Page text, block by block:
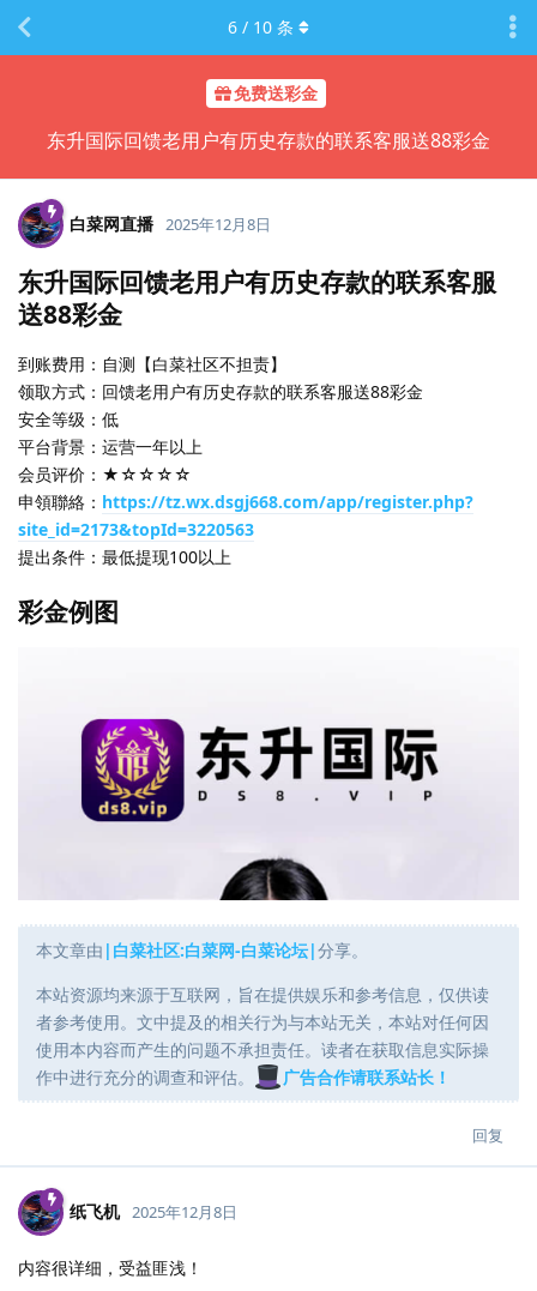
免费送彩金
东升国际回馈老用户有历史存款的联系客服送88彩金
6 / 10 条
白菜网直播 2025年12月8日
东升国际回馈老用户有历史存款的联系客服
送88彩金
到账费用：自测【白菜社区不担责】
领取方式：回馈老用户有历史存款的联系客服送88彩金
安全等级：低
平台背景：运营一年以上
会员评价：★☆☆☆☆
申領聯絡： https://tz.wx.dsgj668.com/app/register.php?
site_id=2173&topId=3220563
提出条件：最低提现100以上
彩金例图
本文章由 |白菜社区:白菜网-白菜论坛|分享。
本站资源均来源于互联网，旨在提供娱乐和参考信息，仅供读
者参考使用。文中提及的相关行为与本站无关，本站对任何因
使用本内容而产生的问题不承担责任。读者在获取信息实际操
作中进行充分的调查和评估。
广告合作请联系站长！
回复
纸飞机 2025年12月8日
内容很详细，受益匪浅！